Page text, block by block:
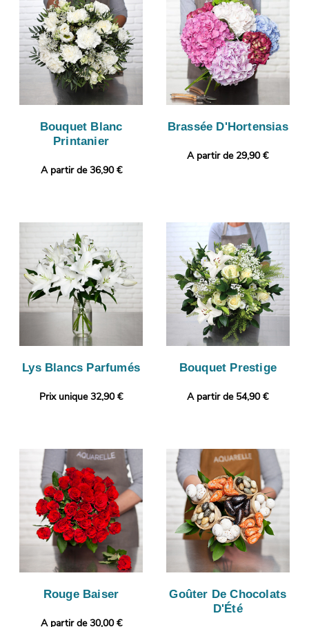
Bouquet Blanc
Printanier
A partir de 36,90 €
Brassée D'Hortensias
A partir de 29,90 €
Lys Blancs Parfumés
Prix unique 32,90 €
Bouquet Prestige
A partir de 54,90 €
Rouge Baiser
A partir de 30,00 €
Goûter De Chocolats
D'Été